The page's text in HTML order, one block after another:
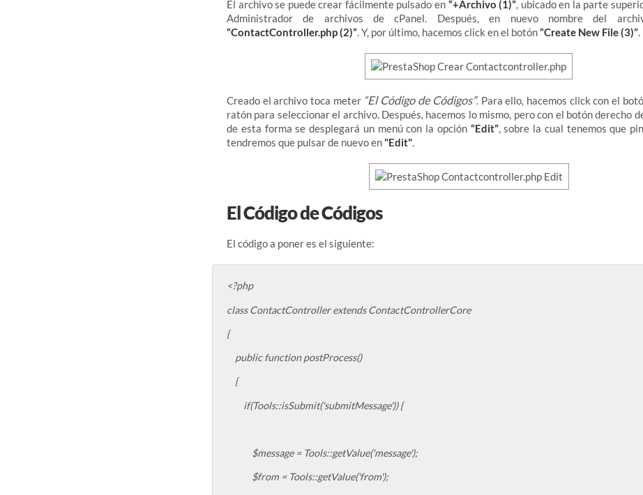
El archivo se puede crear fácilmente pulsado en “+Archivo (1)”, ubicado en la parte
Administrador de archivos de cPanel. Después, en nuevo nombre del
“ContactController.php (2)”. Y, por último, hacemos click en el botón“Create New File (3)”.
Creado el archivo toca meter “El Código de Códigos”. Para ello, hacemos click con el
ratón para seleccionar el archivo. Después, hacemos lo mismo, pero con el botón derecho
de esta forma se desplegará un menú con la opción“Edit”, sobre la cual tenemos que
tendremos que pulsar de nuevo en "Edit".
El Código de Códigos
El código a poner es el siguiente:
<?php
class ContactController extends ContactControllerCore
{
public function postProcess()
{
if(Tools::isSubmit('submitMessage')) {
$message = Tools::getValue('message');
$from = Tools::getValue('from');